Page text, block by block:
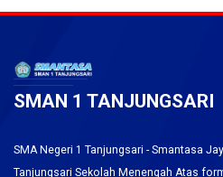
SMAN 1 TANJUNGSARI
SMA Negeri 1 Tanjungsari - Smantasa
Tanjungsari Sekolah Menengah Atas